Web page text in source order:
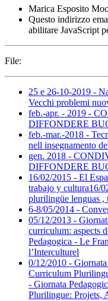
Marica Esposito
Questo indirizzo
abilitare JavaScript
File:
25 e 26-10-2019 -
Vecchi problemi
feb.-apr. - 2019 -
DIFFONDERE
feb.-mar.-2018 -
nell insegnamento
gen. 2018 -
DIFFONDERE
16/02/2015 - El
trabajo y cultura16/
plurilingüe lenguas ,
6-8/05/2014 -
05/12/2013 -
curriculum: aspects
Pedagogica - Le
l’Interculturel
0/12/2010 -
Curriculum
- Giornata
Plurilingue: Projets,